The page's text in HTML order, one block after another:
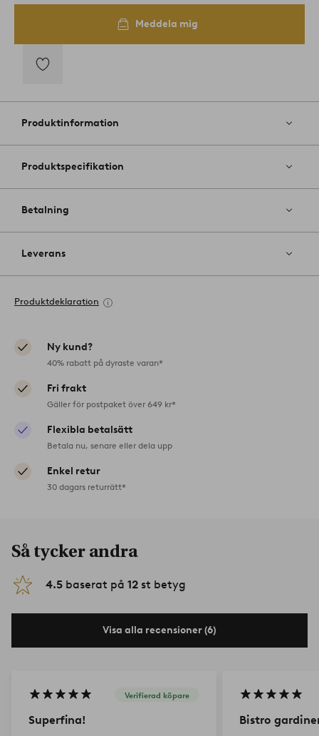
Meddela mig
till
i
favoriter
Produktinformation
Produktspecifikation
Betalning
Leverans
Produktdeklaration
Ny kund?
40% rabatt på dyraste varan*
Fri frakt
Gäller för postpaket över 649 kr*
Flexibla betalsätt
Betala nu, senare eller dela upp
Enkel retur
30 dagars returrätt*
Så tycker andra
4.5 baserat på 12 st betyg
Visa alla recensioner (6)
Verifierad köpare
Superfina! Bistro